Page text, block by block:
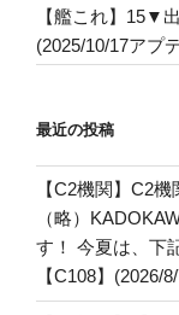
【艦これ】15▼
(2025/10/17アプ
最近の投稿
【C2機関】C2
（略）
す！ 今夏は、下
【C108】(2026/